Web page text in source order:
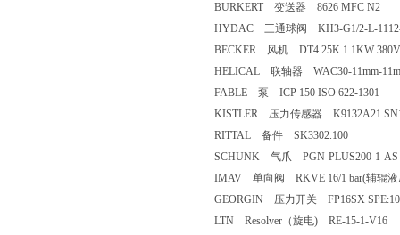
BURKERT 变送器 8626 MFC N2
HYDAC 三通球阀 KH3-G1/2-L-
BECKER 风机 DT4.25K 1.1KW 380V
HELICAL 联轴器 WAC30-11mm-
FABLE 泵 ICP 150 ISO 622-1301
KISTLER 压力传感器 K9132A21
RITTAL 备件 SK3302.100
SCHUNK 气爪 PGN-PLUS200-1-
IMAV 单向阀 RKVE 16/1 bar(辅辊液
GEORGIN 压力开关 FP16SX
LTN Resolver（旋电) RE-15-1-V16